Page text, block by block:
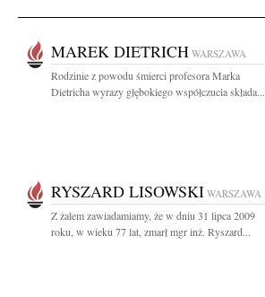
MAREK DIETRICH WARSZAWA
Rodzinie z powodu śmierci profesora Marka
Dietricha wyrazy głębokiego współczucia składa...
RYSZARD LISOWSKI WARSZAWA
Z żalem zawiadamiamy, że w dniu 31 lipca 2009
roku, w wieku 77 lat, zmarł mgr inż. Ryszard...